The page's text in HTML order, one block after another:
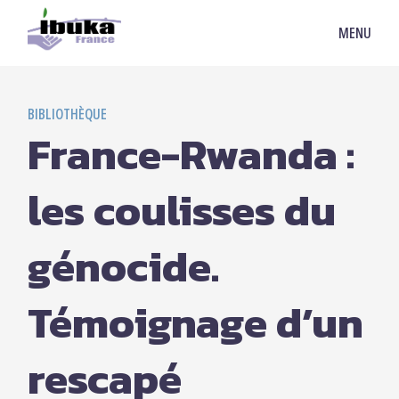
MENU
BIBLIOTHÈQUE
France-Rwanda :
les coulisses du
génocide.
Témoignage d’un
rescapé